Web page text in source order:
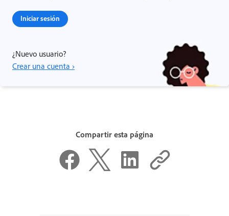
Iniciar sesión
¿Nuevo usuario?
Crear una cuenta ›
Compartir esta página